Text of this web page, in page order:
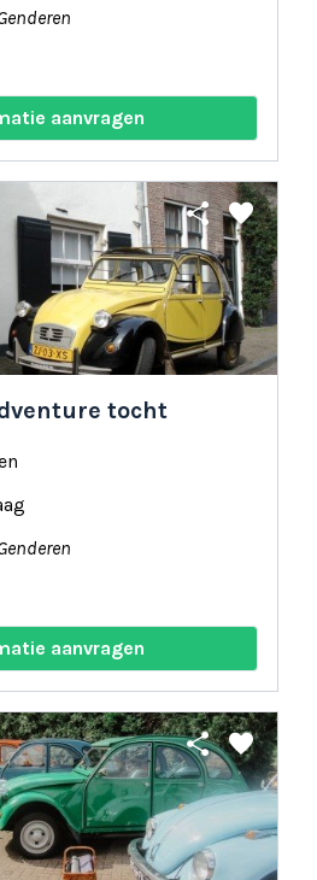
aanvragen
share favorite
tocht
aanvragen
share favorite